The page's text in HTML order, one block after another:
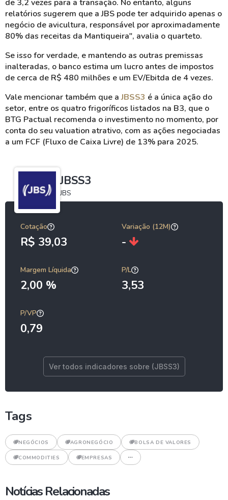
de 3,2 vezes para a transação. No entanto, alguns
relatórios sugerem que a JBS pode ter adquirido apenas o
negócio de avicultura, responsável por aproximadamente
80% das receitas da Mantiqueira", avalia o quarteto.
Se isso for verdade, e mantendo as outras premissas
inalteradas, o banco estima um lucro antes de impostos
de cerca de R$ 480 milhões e um EV/Ebitda de 4 vezes.
Vale mencionar também que aJBSS3 é a única ação do
setor, entre os quatro frigoríficos listados na B3, que o
BTG Pactual recomenda o investimento no momento, por
conta do seu valuation atrativo, com as ações negociadas
a um FCF (Fluxo de Caixa Livre) de 13% para 2025.
JBSS3
JBS
Cotação
R$ 39,03
Variação (12M)
-
Margem Líquida
2,00 %
P/L
3,53
P/VP
0,79
Ver todos indicadores sobre (JBSS3)
Tags
NEGÓCIOS AGRONEGÓCIO BOLSA DE VALORES
COMMODITIES EMPRESAS
Notícias Relacionadas